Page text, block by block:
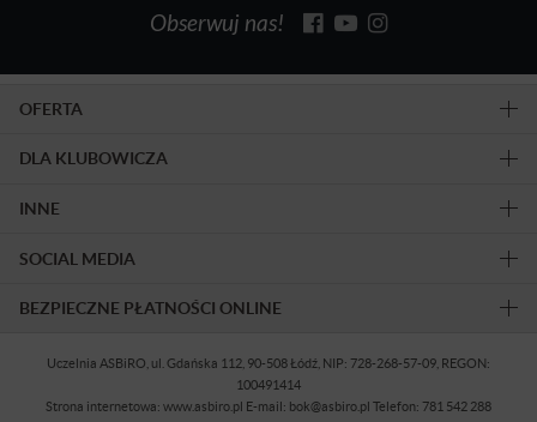
Obserwuj nas!
OFERTA
DLA KLUBOWICZA
INNE
SOCIAL MEDIA
BEZPIECZNE PŁATNOŚCI ONLINE
Uczelnia ASBiRO, ul. Gdańska 112, 90-508 Łódź, NIP: 728-268-57-09, REGON:
100491414
Strona internetowa: www.asbiro.pl E-mail: bok@asbiro.pl Telefon: 781 542 288